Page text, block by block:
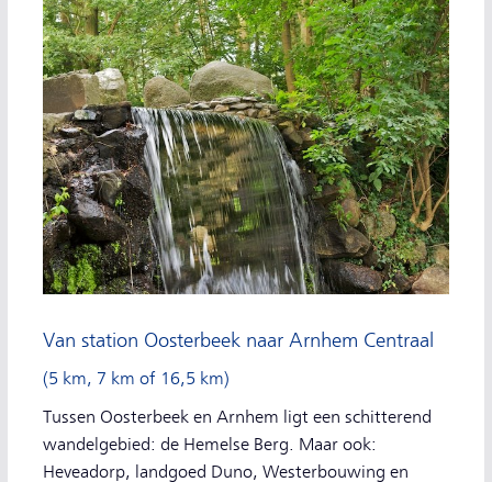
Van station Oosterbeek naar Arnhem Centraal
(5 km, 7 km of 16,5 km)
Tussen Oosterbeek en Arnhem ligt een schitterend
wandelgebied: de Hemelse Berg. Maar ook:
Heveadorp, landgoed Duno, Westerbouwing en